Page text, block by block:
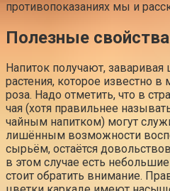
противопоказаниях мы и
Полезные
Напиток получают, заваривая
растения, которое известно
роза. Надо отметить, что в
чая (хотя правильнее
чайным напитком) могут
лишённым возможности
сырьём, остаётся
в этом случае есть
стоит обратить внимание.